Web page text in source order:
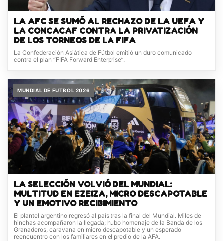
LA AFC SE SUMÓ AL RECHAZO DE LA UEFA Y
LA CONCACAF CONTRA LA PRIVATIZACIÓN
DE LOS TORNEOS DE LA FIFA
La Confederación Asiática de Fútbol emitió un duro comunicado
contra el plan “FIFA Forward Enterprise”.
MUNDIAL DE FUTBOL 2026
LA SELECCIÓN VOLVIÓ DEL MUNDIAL:
MULTITUD EN EZEIZA, MICRO DESCAPOTABLE
Y UN EMOTIVO RECIBIMIENTO
El plantel argentino regresó al país tras la final del Mundial. Miles de
hinchas acompañaron la llegada; hubo homenaje de la Banda de los
Granaderos, caravana en micro descapotable y un esperado
reencuentro con los familiares en el predio de la AFA.